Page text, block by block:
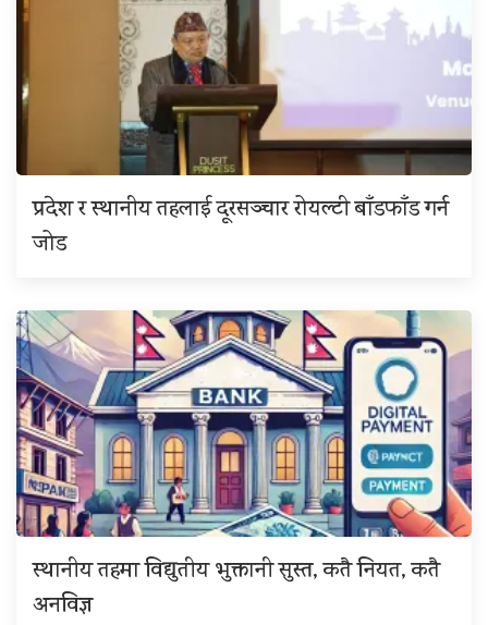
प्रदेश र स्थानीय तहलाई दूरसञ्चार रोयल्टी बाँडफाँड गर्न
जोड
स्थानीय तहमा विद्युतीय भुक्तानी सुस्त, कतै नियत, कतै
अनविज्ञ